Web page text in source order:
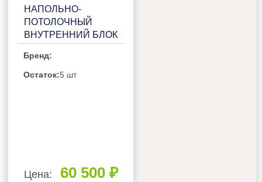
НАПОЛЬНО-
ПОТОЛОЧНЫЙ
ВНУТРЕННИЙ БЛОК
СИСТЕМЫ HAIER
AC35S2SG1FA
Бренд:
Остаток:5 шт
Цена: 60 500 ₽